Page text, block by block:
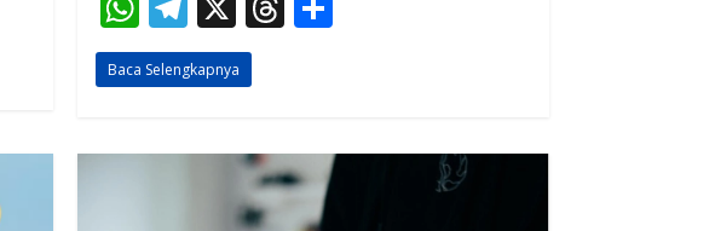
h
at
A
el
e
a d
s
Baca Selengkapnya